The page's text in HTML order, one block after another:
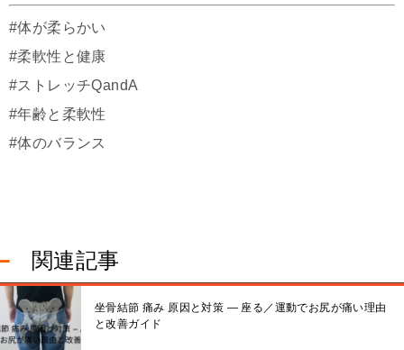
#体が柔らかい
#柔軟性と健康
#ストレッチQandA
#年齢と柔軟性
#体のバランス
関連記事
坐骨結節 痛み 原因と対策 — 座る／運動でお尻が痛い理由
と改善ガイド